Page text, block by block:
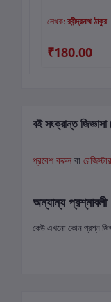
লেখক: রবীন্দ্রনাথ ঠাকুর
₹180.00
বই সংক্রান্ত
প্রবেশ করুন বা
অন্যান্য প্রশ্নাবলী
কেউ এখনো কোন প্রশ্ন